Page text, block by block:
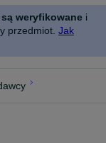
są weryfikowane i
przedmiot. Jak